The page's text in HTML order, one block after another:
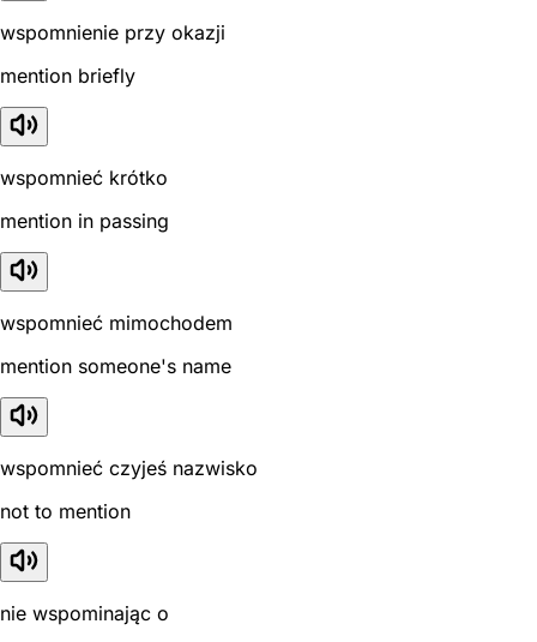
wspomnienie przy okazji
mention briefly
wspomnieć krótko
mention in passing
wspomnieć mimochodem
mention someone's name
wspomnieć czyjeś nazwisko
not to mention
nie wspominając o